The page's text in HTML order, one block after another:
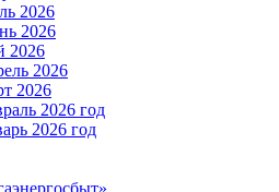
2026
2026
2026
2026
2026
2026 год
2026 год